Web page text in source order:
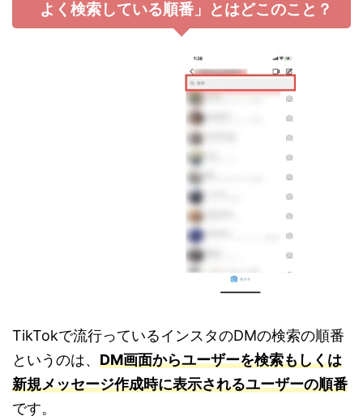
よく検索している順番」とはどこのこと？
TikTokで流行っているインスタのDMの検索の順番
というのは、 DM画面からユーザーを検索もしくは
新規メッセージ作成時に表示されるユーザーの順番
です。